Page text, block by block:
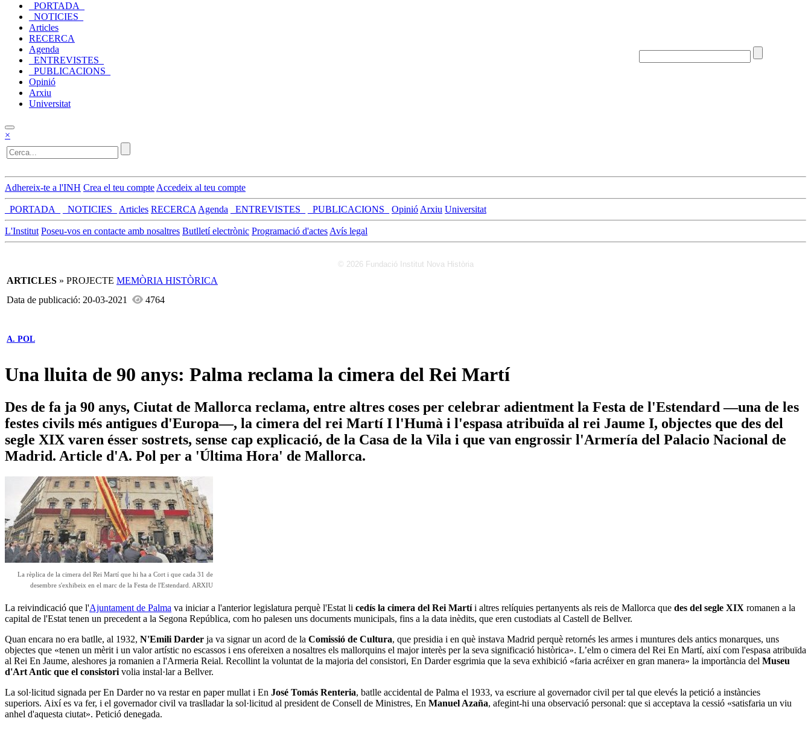
_PORTADA_
_NOTICIES_
Articles
RECERCA
Agenda
_ENTREVISTES_
_PUBLICACIONS_
Opinió
Arxiu
Universitat
×
Adhereix-te a l'INH Crea el teu compte Accedeix al teu compte
_PORTADA_ _NOTICIES_ Articles RECERCA Agenda _ENTREVISTES_ _PUBLICACIONS_ Opinió Arxiu Universitat
L'Institut Poseu-vos en contacte amb nosaltres Butlletí electrònic Programació d'actes Avís legal
© 2026 Fundació Institut Nova Història
ARTICLES » PROJECTE MEMÒRIA HISTÒRICA
Data de publicació: 20-03-2021
4764
A. POL
Una lluita de 90 anys: Palma reclama la cimera del Rei Martí
Des de fa ja 90 anys, Ciutat de Mallorca reclama, entre altres coses per celebrar adientment la Festa de l'Estendard —una de les
festes civils més antigues d'Europa—, la cimera del rei Martí I l'Humà i l'espasa atribuïda al rei Jaume I, objectes que des del
segle XIX varen ésser sostrets, sense cap explicació, de la Casa de la Vila i que van engrossir l'Armería del Palacio Nacional de
Madrid. Article d'A. Pol per a 'Última Hora' de Mallorca.
La rèplica de la cimera del Rei Martí que hi ha a Cort i que cada 31 de
desembre s'exhibeix en el marc de la Festa de l'Estendard. ARXIU
La reivindicació que l'Ajuntament de Palma va iniciar a l'anterior legislatura perquè l'Estat li cedís la cimera del Rei Martíi altres relíquies pertanyents als reis de Mallorca que des del segle XIX romanen a la
capital de l'Estat tenen un precedent a la Segona República, com ho palesen uns documents municipals, fins a la data inèdits, que eren custodiats al Castell de Bellver.
Quan encara no era batlle, al 1932, N'Emili Darder ja va signar un acord de la Comissió de Cultura, que presidia i en què instava Madrid perquè retornés les armes i muntures dels antics monarques, uns
objectes que «tenen un mèrit i un valor artístic no escassos i ens ofereixen a nosaltres els mallorquins el major interès per la seva significació històrica». L’elm o cimera del Rei En Martí, així com l'espasa atribuïda
al Rei En Jaume, aleshores ja romanien a l'Armeria Reial. Recollint la voluntat de la majoria del consistori, En Darder esgrimia que la seva exhibició «faria acréixer en gran manera» la importància del Museu
d'Art Antic que el consistori volia instal·lar a Bellver.
La sol·licitud signada per En Darder no va restar en paper mullat i En José Tomás Renteria, batlle accidental de Palma el 1933, va escriure al governador civil per tal que elevés la petició a instàncies
superiors. Així es va fer, i el governador civil va traslladar la sol·licitud al president de Consell de Ministres, En Manuel Azaña, afegint-hi una observació personal: que si acceptava la cessió «satisfaria un viu
anhel d'aquesta ciutat». Petició denegada.